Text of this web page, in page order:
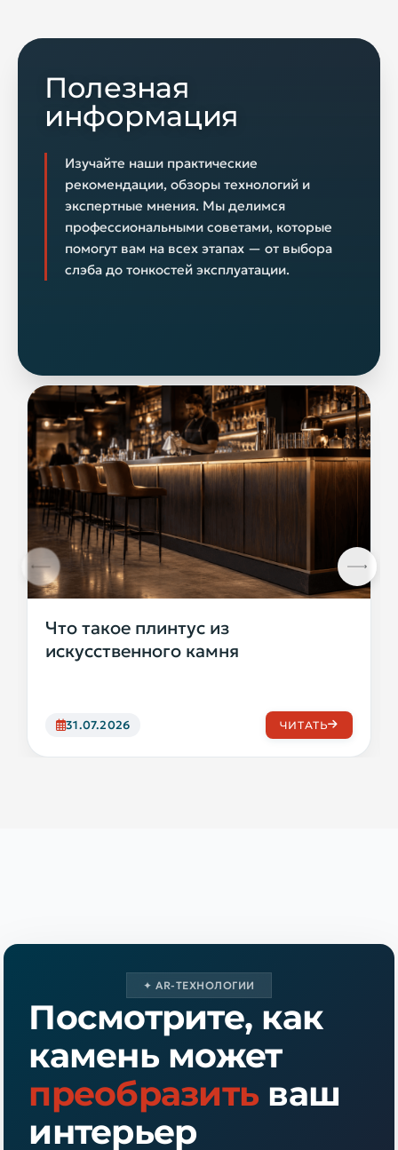
Полезная
информация
Изучайте наши практические
рекомендации, обзоры технологий и
экспертные мнения. Мы делимся
профессиональными советами, которые
помогут вам на всех этапах — от выбора
слэба до тонкостей эксплуатации.
Что такое плинтус из
искусственного камня
31.07.2026 ЧИТАТЬ
✦ AR-ТЕХНОЛОГИИ
Посмотрите, как
камень может
преобразитьваш
интерьер